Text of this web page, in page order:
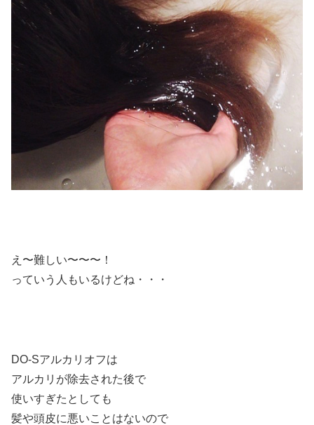
え〜難しい〜〜〜！
っていう人もいるけどね・・・
DO-Sアルカリオフは
アルカリが除去された後で
使いすぎたとしても
髪や頭皮に悪いことはないので